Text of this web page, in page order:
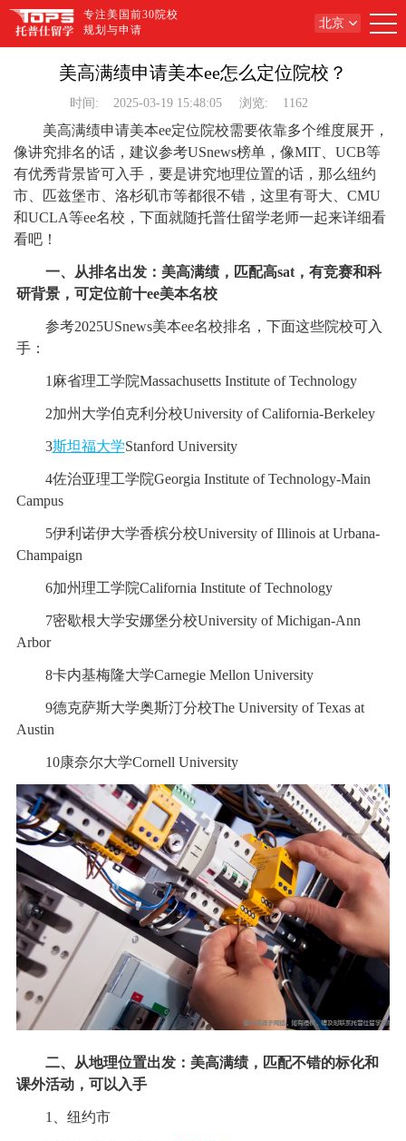
专注美国前30院校
规划与申请
北京
美高满绩申请美本ee怎么定位院校？
时间: 2025-03-19 15:48:05 浏览: 1162
美高满绩申请美本ee定位院校需要依靠多个维度展开，
像讲究排名的话，建议参考USnews榜单，像MIT、UCB等
有优秀背景皆可入手，要是讲究地理位置的话，那么纽约
市、匹兹堡市、洛杉矶市等都很不错，这里有哥大、CMU
和UCLA等ee名校，下面就随托普仕留学老师一起来详细看
看吧！
一、从排名出发：美高满绩，匹配高sat，有竞赛和科
研背景，可定位前十ee美本名校
参考2025USnews美本ee名校排名，下面这些院校可入
手：
1麻省理工学院Massachusetts Institute of Technology
2加州大学伯克利分校University of California-Berkeley
3斯坦福大学Stanford University
4佐治亚理工学院Georgia Institute of Technology-Main
Campus
5伊利诺伊大学香槟分校University of Illinois at Urbana-
Champaign
6加州理工学院California Institute of Technology
7密歇根大学安娜堡分校University of Michigan-Ann
Arbor
8卡内基梅隆大学Carnegie Mellon University
9德克萨斯大学奥斯汀分校The University of Texas at
Austin
10康奈尔大学Cornell University
二、从地理位置出发：美高满绩，匹配不错的标化和
课外活动，可以入手
1、纽约市